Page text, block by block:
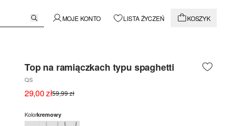
MOJE KONTO LISTA ŻYCZEŃ KOSZYK
Top na ramiączkach typu spaghetti
QS
29,00 zł59,99 zł
Kolorkremowy